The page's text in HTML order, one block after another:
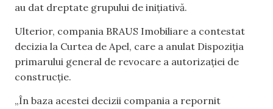
au dat dreptate grupului de inițiativă.
Ulterior, compania BRAUS Imobiliare a contestat
decizia la Curtea de Apel, care a anulat Dispoziția
primarului general de revocare a autorizației de
construcție.
„În baza acestei decizii compania a repornit